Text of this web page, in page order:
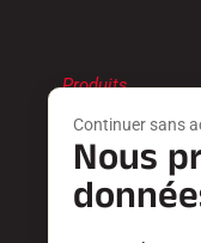
Produits
ACCESSOIRES
EQUIPEMENTS
TEXTILE
Continuer sans
Nous